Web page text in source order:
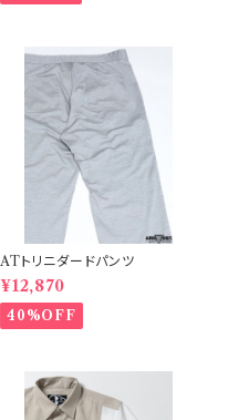
ATトリニダードパンツ
¥12,870
40%OFF